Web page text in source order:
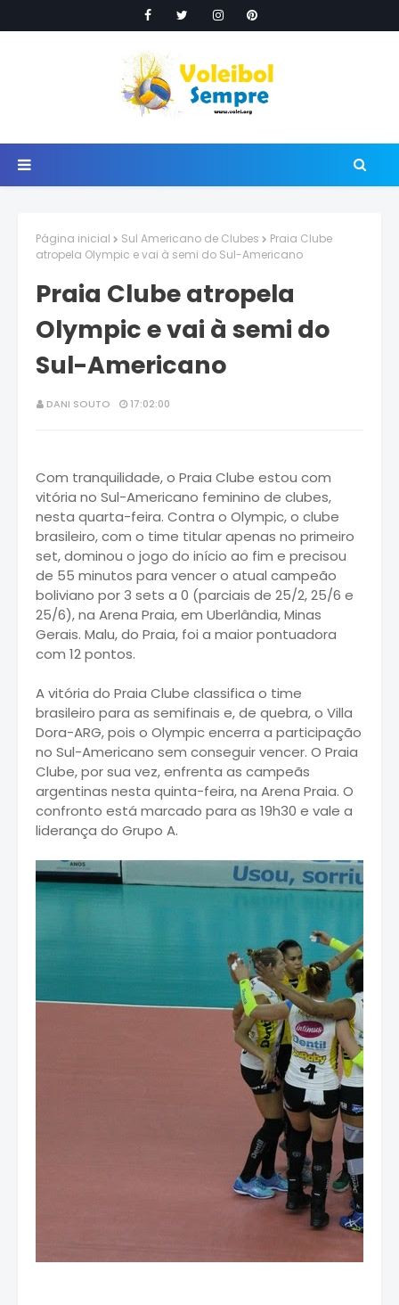
Página inicial Sul Americano de Clubes
Praia Clube
atropela Olympic e vai à semi do Sul-Americano
Praia Clube atropela
Olympic e vai à semi do
Sul-Americano
DANI SOUTO 17:02:00
Com tranquilidade, o Praia Clube estou com
vitória no Sul-Americano feminino de clubes,
nesta quarta-feira. Contra o Olympic, o clube
brasileiro, com o time titular apenas no primeiro
set, dominou o jogo do início ao fim e precisou
de 55 minutos para vencer o atual campeão
boliviano por 3 sets a 0 (parciais de 25/2, 25/6 e
25/6), na Arena Praia, em Uberlândia, Minas
Gerais. Malu, do Praia, foi a maior pontuadora
com 12 pontos.
A vitória do Praia Clube classifica o time
brasileiro para as semifinais e, de quebra, o Villa
Dora-ARG, pois o Olympic encerra a participação
no Sul-Americano sem conseguir vencer. O Praia
Clube, por sua vez, enfrenta as campeãs
argentinas nesta quinta-feira, na Arena Praia. O
confronto está marcado para as 19h30 e vale a
liderança do Grupo A.